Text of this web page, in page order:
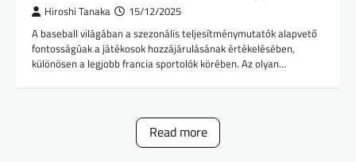
Hiroshi Tanaka 15/12/2025
A baseball világában a szezonális teljesítménymutatók alapvető
fontosságúak a játékosok hozzájárulásának értékelésében,
különösen a legjobb francia sportolók körében. Az olyan…
Read more